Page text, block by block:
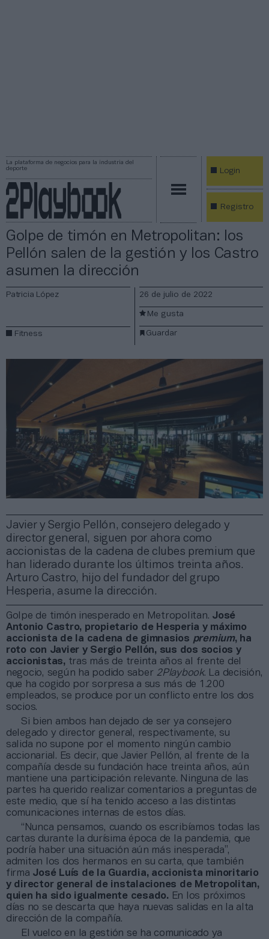
La plataforma de negocios para la industria del
deporte
Login
Registro
Golpe de timón en Metropolitan: los
Pellón salen de la gestión y los Castro
asumen la dirección
Javier y Sergio Pellón, consejero delegado y
director general, siguen por ahora como
accionistas de la cadena de clubes premium que
han liderado durante los últimos treinta años.
Arturo Castro, hijo del fundador del grupo
Hesperia, asume la dirección.
Patricia López
Fitness
26 de julio de 2022
Guardar
Me gusta
Golpe de timón inesperado en Metropolitan. José
Antonio Castro, propietario de Hesperia y máximo
accionista de la cadena de gimnasios premium, ha
roto con Javier y Sergio Pellón, sus dos socios y
accionistas, tras más de treinta años al frente del
negocio, según ha podido saber 2Playbook. La decisión,
que ha cogido por sorpresa a sus más de 1.200
empleados, se produce por un conflicto entre los dos
socios.
Si bien ambos han dejado de ser ya consejero
delegado y director general, respectivamente, su
salida no supone por el momento ningún cambio
accionarial. Es decir, que Javier Pellón, al frente de la
compañía desde su fundación hace treinta años, aún
mantiene una participación relevante. Ninguna de las
partes ha querido realizar comentarios a preguntas de
este medio, que sí ha tenido acceso a las distintas
comunicaciones internas de estos días.
“Nunca pensamos, cuando os escribíamos todas las
cartas durante la durísima época de la pandemia, que
podría haber una situación aún más inesperada”,
admiten los dos hermanos en su carta, que también
firma José Luís de la Guardia, accionista minoritario
y director general de instalaciones de Metropolitan,
quien ha sido igualmente cesado. En los próximos
días no se descarta que haya nuevas salidas en la alta
dirección de la compañía.
El vuelco en la gestión se ha comunicado ya